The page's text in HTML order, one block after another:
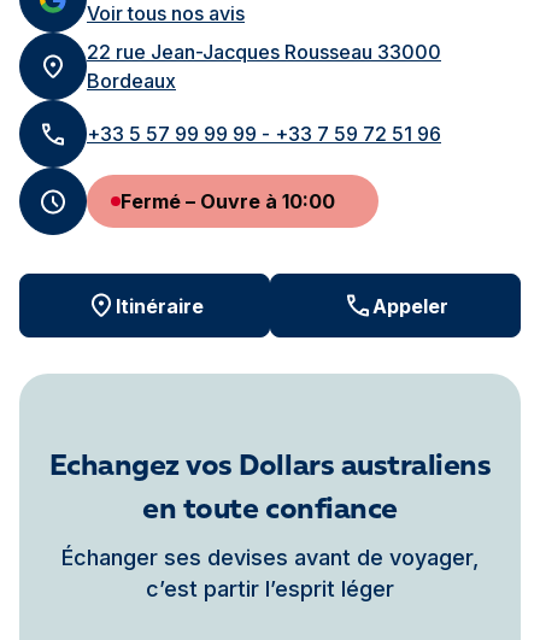
Voir tous nos avis
22 rue Jean-Jacques Rousseau 33000
Bordeaux
+33 5 57 99 99 99 - +33 7 59 72 51 96
Fermé – Ouvre à 10:00
Itinéraire Appeler
Echangez vos Dollars australiens
en toute confiance
Échanger ses devises avant de voyager,
c’est partir l’esprit léger